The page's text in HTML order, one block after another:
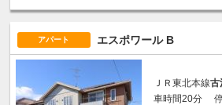
アパート エスポワール B
ＪＲ東北本線古
車時間20分